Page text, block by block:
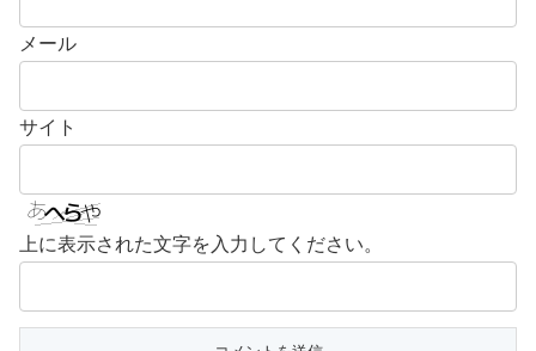
メール
サイト
上に表示された文字を入力してください。